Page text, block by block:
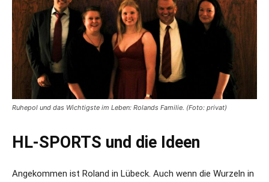
Ruhepol und das Wichtigste im Leben: Rolands Familie. (Foto: privat)
HL-SPORTS und die Ideen
Angekommen ist Roland in Lübeck. Auch wenn die Wurzeln in